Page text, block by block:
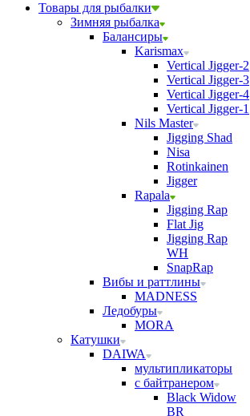
Товары для рыбалки
Зимняя рыбалка
Балансиры
Karismax
Vertical Jigger-2
Vertical Jigger-3
Vertical Jigger-4
Vertical Jigger-1
Nils Master
Jigging Shad
Nisa
Rotinkainen
Jigger
Rapala
Jigging Rap
Flat Jig
Jigging Rap
WH
SnapRap
Вибы и раттлины
MADNESS
Ледобуры
MORA
Катушки
DAIWA
мультипликаторы
с байтранером
Black Widow
BR